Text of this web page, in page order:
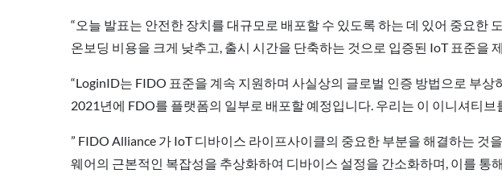
“오늘 발표는 안전한 장치를 대규모로 배포할 수 있도록 하는 데 있어 중요한
온보딩 비용을 크게 낮추고, 출시 시간을 단축하는 것으로 입증된 IoT 표준을
“LoginID는 FIDO 표준을 계속 지원하며 사실상의 글로벌 인증 방법으로 부
2021년에 FDO를 플랫폼의 일부로 배포할 예정입니다. 우리는 이 이니셔티
” FIDO Alliance 가 IoT 디바이스 라이프사이클의 중요한 부분을 해결하는
웨어의 근본적인 복잡성을 추상화하여 디바이스 설정을 간소화하며, 이를 통